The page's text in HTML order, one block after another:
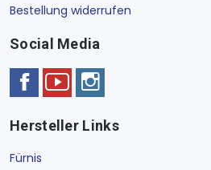
Bestellung widerrufen
Social Media
Hersteller Links
Fürnis